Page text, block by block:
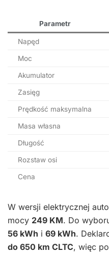
Parametr
Napęd
Moc
Akumulator
Zasięg
Prędkość maksymalna
Masa własna
Długość
Rozstaw osi
Cena
W wersji elektrycznej
mocy 249 KM. Do
56 kWh i 69 kWh.
do 650 km CLTC, więc